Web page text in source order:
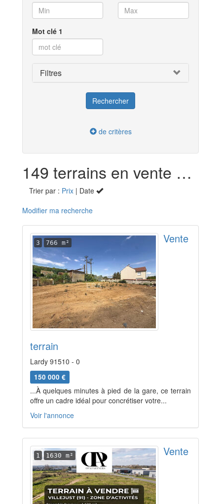
Mot clé 1
Filtres
de critères
149 terrains en vente dans l'Essonne (91)
Trier par : Prix | Date
Modifier ma recherche
3 766 m² Vente
terrain
Lardy 91510 - 0
150 000 €
...À quelques minutes à pied de la gare, ce terrain
offre un cadre idéal pour concrétiser votre...
Voir l'annonce
1 1630 m² Vente